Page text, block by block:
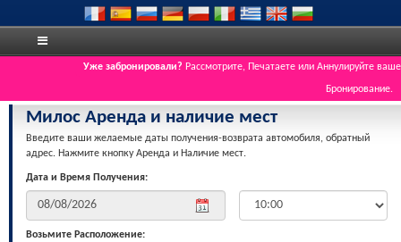
Уже забронировали? Рассмотрите, Печатаете или Аннулируйте ваше
Бронирование.
Милос Aренда и наличие мест
Введите ваши желаемые даты получения-возврата автомобиля, обратный
адрес. Нажмите кнопку Aренда и Наличие мест.
Дата и Время Получения:
Возьмите Расположение: